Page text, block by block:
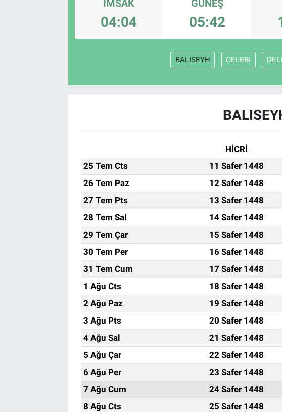
İMSAK
04:04
GÜNEŞ
05:42
BALISEYH CELEBI
HİCRİ
25 Tem Cts
11 Safer 1448
26 Tem Paz
12 Safer 1448
27 Tem Pts
13 Safer 1448
28 Tem Sal
14 Safer 1448
29 Tem Çar
15 Safer 1448
30 Tem Per
16 Safer 1448
31 Tem Cum
17 Safer 1448
1 Ağu Cts
18 Safer 1448
2 Ağu Paz
19 Safer 1448
3 Ağu Pts
20 Safer 1448
4 Ağu Sal
21 Safer 1448
5 Ağu Çar
22 Safer 1448
6 Ağu Per
23 Safer 1448
7 Ağu Cum
24 Safer 1448
8 Ağu Cts
25 Safer 1448